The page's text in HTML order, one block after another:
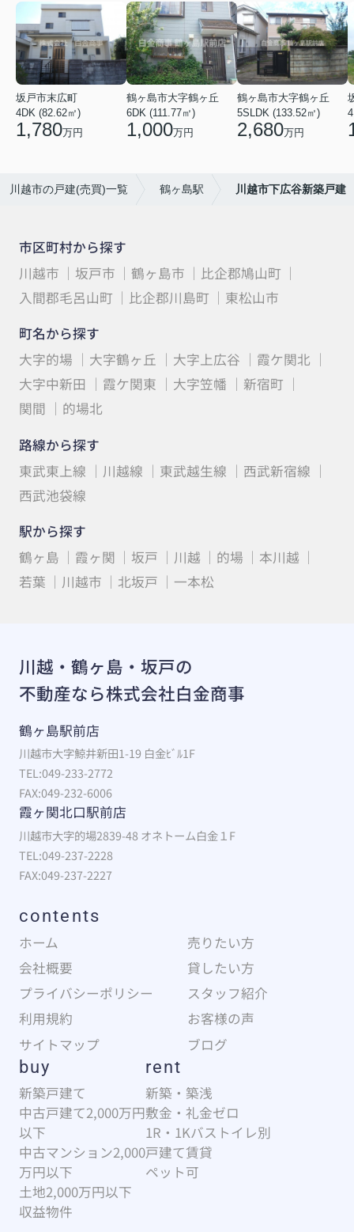
坂戸市末広町
4DK (82.62㎡)
1,780万円
鶴ヶ島市大字鶴ヶ丘
6DK (111.77㎡)
1,000万円
鶴ヶ島市大字鶴ヶ丘
5SLDK (133.52㎡)
2,680万円
川越市の戸建(売買)一覧 鶴ヶ島駅 川越市下広谷新築戸建
市区町村から探す
川越市
坂戸市 鶴ヶ島市
比企郡鳩山町
入間郡毛呂山町
比企郡川島町
東松山市
町名から探す
大字的場
大字鶴ヶ丘 大字上広谷
霞ケ関北
大字中新田
霞ケ関東 大字笠幡
新宿町
関間
的場北
路線から探す
東武東上線
川越線 東武越生線
西武新宿線
西武池袋線
駅から探す
鶴ヶ島
霞ヶ関 坂戸 川越 的場
本川越
若葉
川越市 北坂戸 一本松
川越・鶴ヶ島・坂戸の
不動産なら株式会社白金商事
鶴ヶ島駅前店
川越市大字鯨井新田1-19 白金ﾋﾞﾙ1F
TEL:049-233-2772
FAX:049-232-6006
霞ヶ関北口駅前店
川越市大字的場2839-48 オネトーム白金１F
TEL:049-237-2228
FAX:049-237-2227
contents
ホーム
売りたい方
会社概要
貸したい方
プライバシーポリシー
スタッフ紹介
利用規約
お客様の声
サイトマップ
ブログ
buy
新築戸建て
中古戸建て2,000万円
以下
中古マンション2,000
万円以下
土地2,000万円以下
収益物件
rent
新築・築浅
敷金・礼金ゼロ
1R・1Kバストイレ別
戸建て賃貸
ペット可